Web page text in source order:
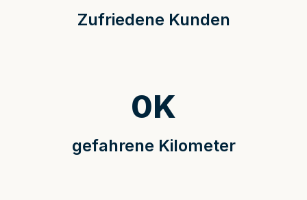
Zufriedene Kunden
gefahrene Kilometer
0K